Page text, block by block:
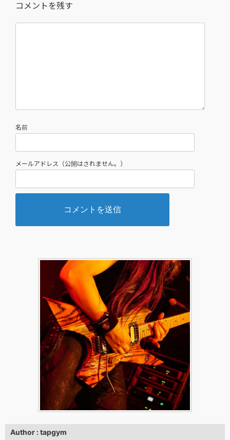
コメントを残す
名前
メールアドレス（公開はされません。）
Author : tapgym